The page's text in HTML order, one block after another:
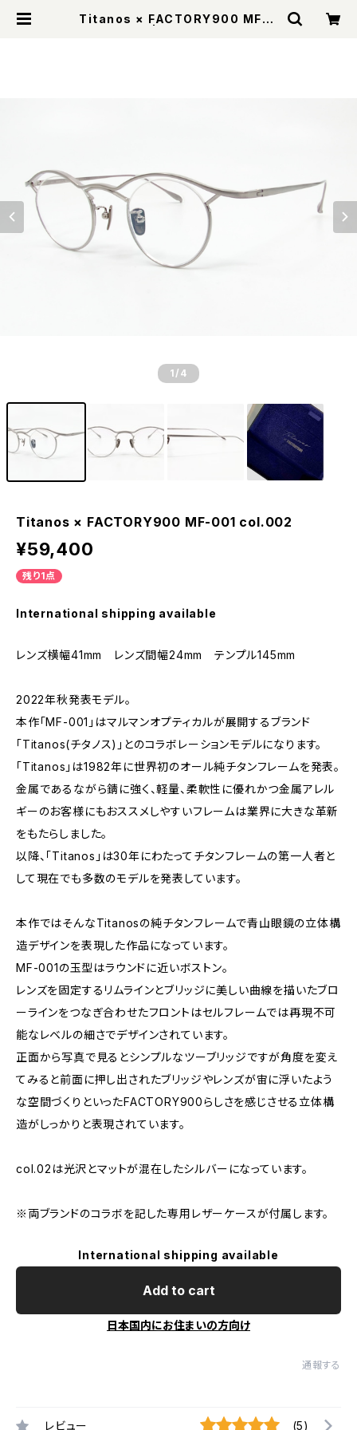
Titanos × FACTORY900 MF-0
1 /4
Titanos × FACTORY900 MF-001 col.002
¥59,400
残り1点
International shipping available
レンズ横幅41mm レンズ間幅24mm テンプル145mm
2022年秋発表モデル。
本作「MF-001」はマルマンオプティカルが展開するブランド
「Titanos(チタノス)」とのコラボレーションモデルになります。
「Titanos」は1982年に世界初のオール純チタンフレームを発表。
金属であるながら錆に強く、軽量、柔軟性に優れかつ金属アレル
ギーのお客様にもおススメしやすいフレームは業界に大きな革新
をもたらしました。
以降、「Titanos」は30年にわたってチタンフレームの第一人者と
して現在でも多数のモデルを発表しています。
本作ではそんなTitanosの純チタンフレームで青山眼鏡の立体構
造デザインを表現した作品になっています。
MF-001の玉型はラウンドに近いボストン。
レンズを固定するリムラインとブリッジに美しい曲線を描いたブロ
ーラインをつなぎ合わせたフロントはセルフレームでは再現不可
能なレベルの細さでデザインされています。
正面から写真で見るとシンプルなツーブリッジですが角度を変え
てみると前面に押し出されたブリッジやレンズが宙に浮いたよう
な空間づくりといったFACTORY900らしさを感じさせる立体構
造がしっかりと表現されています。
col.02は光沢とマットが混在したシルバーになっています。
※両ブランドのコラボを記した専用レザーケースが付属します。
International shipping available
Add to cart
日本国内にお住まいの方向け
通報する
レビュー (5)